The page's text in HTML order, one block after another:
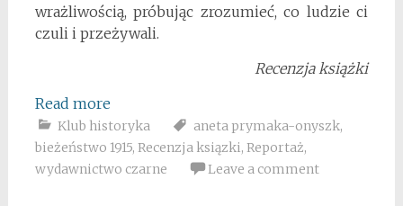
wrażliwością, próbując zrozumieć, co ludzie ci
czuli i przeżywali.
Recenzja książki
Read more
Klub historyka aneta prymaka-onyszk,
bieżeństwo 1915, Recenzja ksiązki, Reportaż,
wydawnictwo czarne
Leave a comment